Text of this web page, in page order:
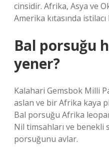
cinsidir. Afrika, Asya ve
Amerika kıtasında
Bal porsuğu
yener?
Kalahari Gemsbok Milli
aslan ve bir Afrika kaya
Bal porsuğu Afrika
Nil timsahları ve benekli
porsuğunu avlar.